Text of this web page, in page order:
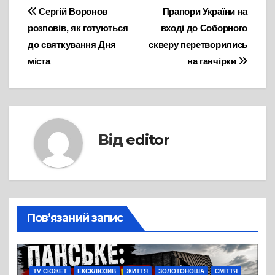
Навігація
записів
Прапори України на
вході до Соборного
скверу перетворились
на ганчірки
Сергій Воронов
розповів, як готуються
до святкування Дня
міста
Від editor
Пов’язаний запис
TV СЮЖЕТ ЕКСКЛЮЗИВ ЖИТТЯ ЗОЛОТОНОША СМІТТЯ